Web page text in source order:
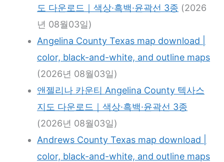
도 다운로드｜색상·흑백·윤곽선 3종 (2026
년 08월03일)
Angelina County Texas map download |
color, black-and-white, and outline maps
(2026년 08월03일)
앤젤리나 카운티 Angelina County 텍사스
지도 다운로드｜색상·흑백·윤곽선 3종
(2026년 08월03일)
Andrews County Texas map download |
color, black-and-white, and outline maps